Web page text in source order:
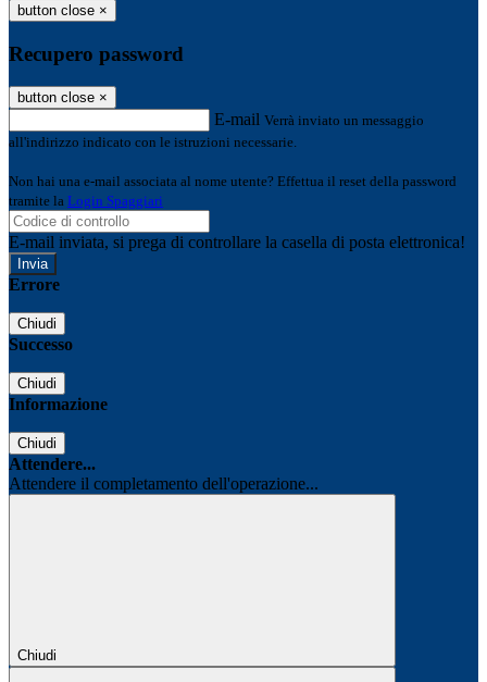
button close ×
Recupero password
button close ×
E-mail Verrà inviato un messaggio
all'indirizzo indicato con le istruzioni necessarie.
Non hai una e-mail associata al nome utente? Effettua il reset della password
tramite la Login Spaggiari
E-mail inviata, si prega di controllare la casella di posta elettronica!
Errore
Chiudi
Successo
Chiudi
Informazione
Chiudi
Attendere...
Attendere il completamento dell'operazione...
Chiudi